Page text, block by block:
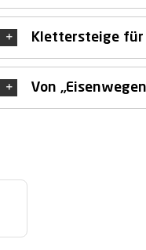
Klettersteige
Von